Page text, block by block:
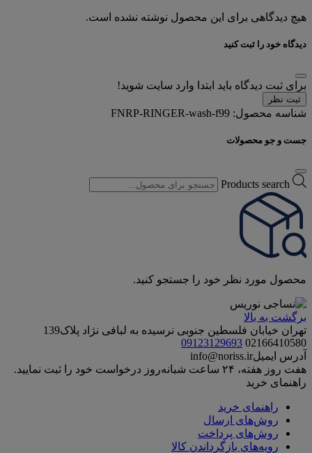
هیچ دیدگاهی برای این محصول نوشته نشده است.
دیدگاه خود را ثبت کنید
برای ثبت دیدگاه باید ابتدا وارد سایت شوید!
ثبت نظر
شناسه محصول: FNRP-RINGER-wash-f99
جست و جو محصولات
Products search
محصول مورد نظر خود را جستجو کنید.
برگشت به بالا
تهران خیابان فلسطین جنوبی نرسیده به لبافی نژاد پلاک139
02166410580
09123129693
آدرس ایمیلinfo@noriss.ir
هفت روز هفته، ۲۴ ساعت شبانه‌روز درخواست خود را ثبت نمایید.
راهنمای خرید
راهنمای خرید
روش‌های ارسال
روش‌های پرداخت
رویه‌های بازگرداندن کالا